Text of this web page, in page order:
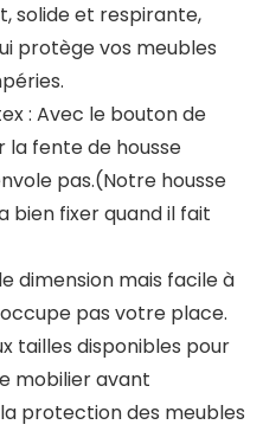
solide et respirante,
protège vos meubles
: Avec le bouton de
la fente de housse
pas.(Notre housse
bien fixer quand il fait
dimension mais facile à
pas votre place.
tailles disponibles pour
mobilier avant
protection des meubles